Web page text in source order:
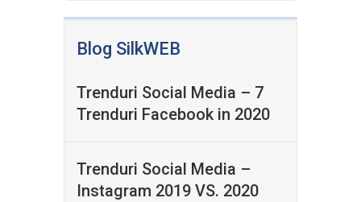
Blog SilkWEB
Trenduri Social Media – 7
Trenduri Facebook in 2020
Trenduri Social Media –
Instagram 2019 VS. 2020